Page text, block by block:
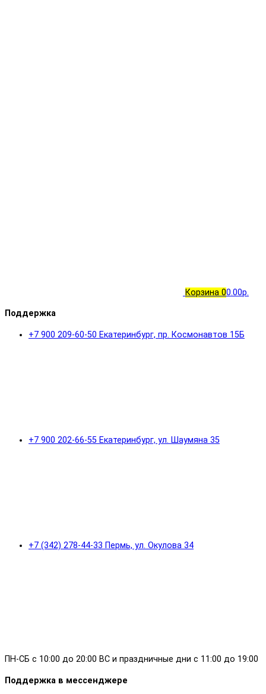
Корзина 00.00р.
Поддержка
+7 900 209-60-50 Екатеринбург, пр. Космонавтов 15Б
+7 900 202-66-55 Екатеринбург, ул. Шаумяна 35
+7 (342) 278-44-33 Пермь, ул. Окулова 34
ПН-СБ с 10:00 до 20:00 ВС и праздничные дни с 11:00 до 19:00
Поддержка в мессенджере